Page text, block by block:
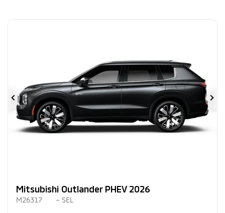
Précédent
Mitsubishi Outlander PHEV 2026
M26317 – SEL